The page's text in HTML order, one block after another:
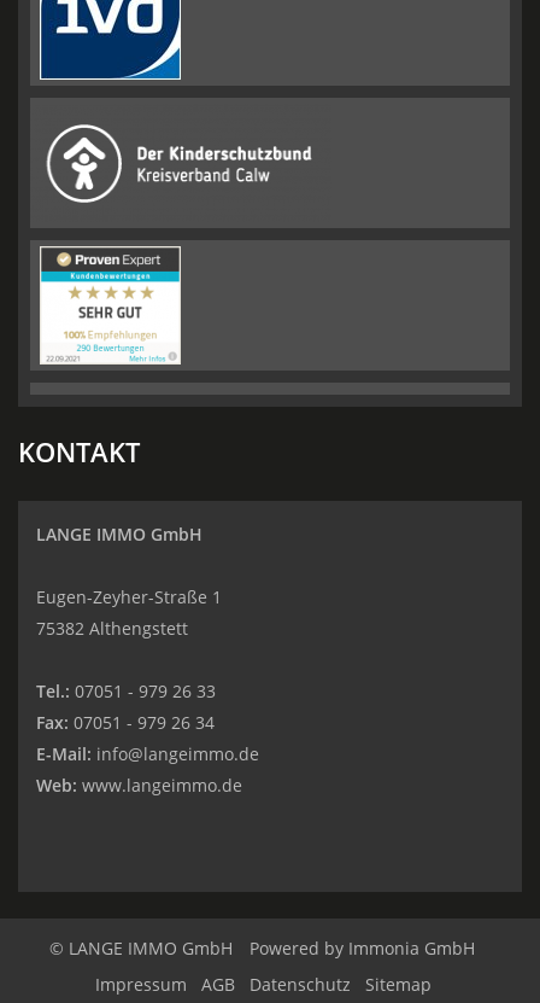
KONTAKT
LANGE IMMO GmbH
Eugen-Zeyher-Straße 1
75382 Althengstett
Tel.: 07051 - 979 26 33
Fax: 07051 - 979 26 34
E-Mail: info@langeimmo.de
Web: www.langeimmo.de
© LANGE IMMO GmbH Powered by Immonia GmbH
Impressum
AGB Datenschutz Sitemap